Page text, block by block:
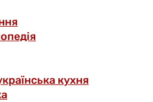
кухня